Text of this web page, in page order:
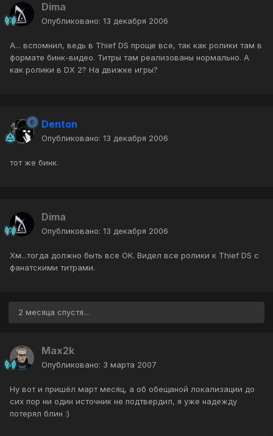
Dima
Опубликовано: 13 декабря 2006
А... вспомнил, ведь в Thief DS проще все, так как ролики там в
формате бинк-видео. Титры там реализованы нормально. А
как ролики в DX 2? На движке игры?
Denton
Опубликовано: 13 декабря 2006
тот же бинк.
Dima
Опубликовано: 13 декабря 2006
Хм...тогда должно быть все ОК. Видел все ролики к Thief DS с
фанатскими титрами.
2 месяца спустя...
Max2k
Опубликовано: 3 марта 2007
Ну вот и пришёл март месяц, а об обещаной локализации до
сих пор ни один источник не подтвердил, я уже надежду
потерял блин :)